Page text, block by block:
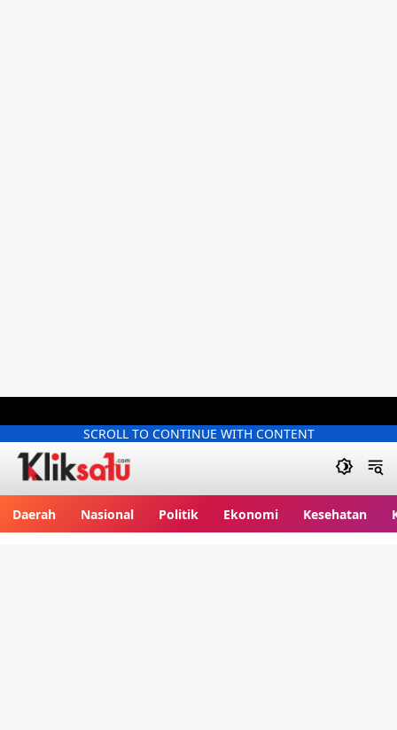
SCROLL TO CONTINUE WITH CONTENT
Daerah Nasional Politik Ekonomi Kesehatan